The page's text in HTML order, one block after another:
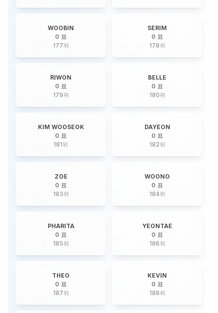
WOOBIN
0 표
177위
SERIM
0 표
178위
RIWON
0 표
179위
BELLE
0 표
180위
KIM WOOSEOK
0 표
181위
DAYEON
0 표
182위
ZOE
0 표
183위
WOONO
0 표
184위
PHARITA
0 표
185위
YEONTAE
0 표
186위
THEO
0 표
187위
KEVIN
0 표
188위